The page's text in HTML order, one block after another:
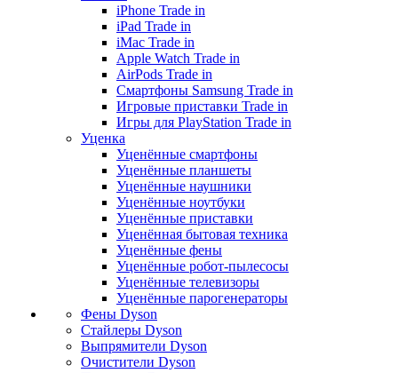
iPhone Trade in
iPad Trade in
iMac Trade in
Apple Watch Trade in
AirPods Trade in
Смартфоны Samsung Trade in
Игровые приставки Trade in
Игры для PlayStation Trade in
Уценка
Уценённые смартфоны
Уценённые планшеты
Уценённые наушники
Уценённые ноутбуки
Уценённые приставки
Уценённая бытовая техника
Уценённые фены
Уценённые робот-пылесосы
Уценённые телевизоры
Уценённые парогенераторы
Фены Dyson
Стайлеры Dyson
Выпрямители Dyson
Очистители Dyson